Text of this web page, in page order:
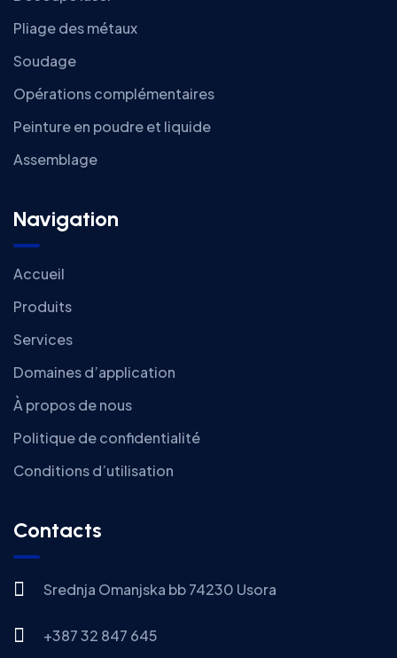
Pliage des métaux
Soudage
Opérations complémentaires
Peinture en poudre et liquide
Assemblage
Navigation
Accueil
Produits
Services
Domaines d’application
À propos de nous
Politique de confidentialité
Conditions d’utilisation
Contacts
Srednja Omanjska bb 74230 Usora
+387 32 847 645